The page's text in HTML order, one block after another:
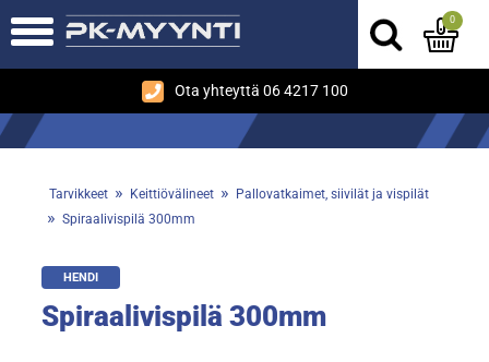
Ota yhteyttä 06 4217 100
0
Tarvikkeet » Keittiövälineet » Pallovatkaimet, siivilät ja vispilät
» Spiraalivispilä 300mm
HENDI
Spiraalivispilä 300mm